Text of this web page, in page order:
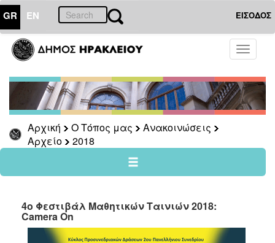
GR EN ΕΙΣΟΔΟΣ
Toggle
Αρχική Ο Τόπος μας
Ανακοινώσεις
Αρχείο
2018
ΤΟΠΟΣ
ΜΑΣ
Ανακοινώσεις
Αρχείο
2026
2025
2021
2020
4ο Φεστιβάλ Μαθητικών Ταινιών 2018:
Camera On